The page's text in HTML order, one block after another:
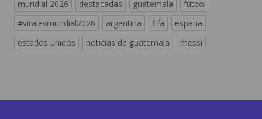
estados unidos
noticias de guatemala messi